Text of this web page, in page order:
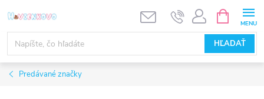
na
obsah
HĽADAŤ
KOŠÍK
Predávané značky